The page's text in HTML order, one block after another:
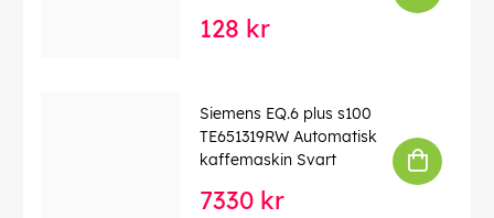
128 kr
Siemens EQ.6 plus s100
TE651319RW Automatisk
kaffemaskin Svart
7330 kr